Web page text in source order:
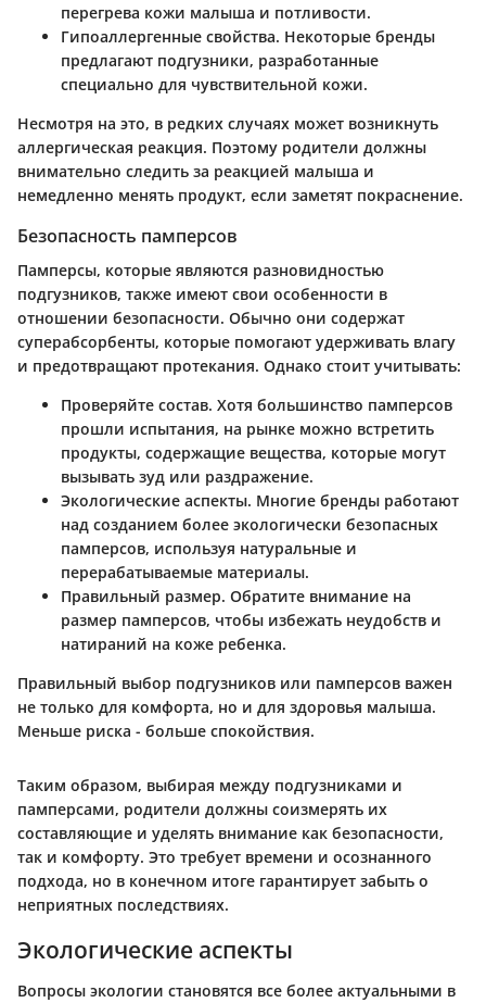
перегрева кожи малыша и потливости.
Гипоаллергенные свойства. Некоторые бренды
предлагают подгузники, разработанные
специально для чувствительной кожи.
Несмотря на это, в редких случаях может возникнуть
аллергическая реакция. Поэтому родители должны
внимательно следить за реакцией малыша и
немедленно менять продукт, если заметят покраснение.
Безопасность памперсов
Памперсы, которые являются разновидностью
подгузников, также имеют свои особенности в
отношении безопасности. Обычно они содержат
суперабсорбенты, которые помогают удерживать влагу
и предотвращают протекания. Однако стоит учитывать:
Проверяйте состав. Хотя большинство памперсов
прошли испытания, на рынке можно встретить
продукты, содержащие вещества, которые могут
вызывать зуд или раздражение.
Экологические аспекты. Многие бренды работают
над созданием более экологически безопасных
памперсов, используя натуральные и
перерабатываемые материалы.
Правильный размер. Обратите внимание на
размер памперсов, чтобы избежать неудобств и
натираний на коже ребенка.
Правильный выбор подгузников или памперсов важен
не только для комфорта, но и для здоровья малыша.
Меньше риска - больше спокойствия.
Таким образом, выбирая между подгузниками и
памперсами, родители должны соизмерять их
составляющие и уделять внимание как безопасности,
так и комфорту. Это требует времени и осознанного
подхода, но в конечном итоге гарантирует забыть о
неприятных последствиях.
Экологические аспекты
Вопросы экологии становятся все более актуальными в